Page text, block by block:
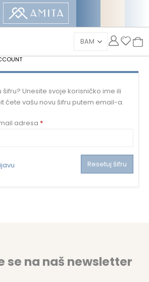
Unesite svoje korisničko ime ili
ćete vašu novu šifru putem email-a.
adresa *Mandatorno
Resetuj šifru
se na naš newsletter